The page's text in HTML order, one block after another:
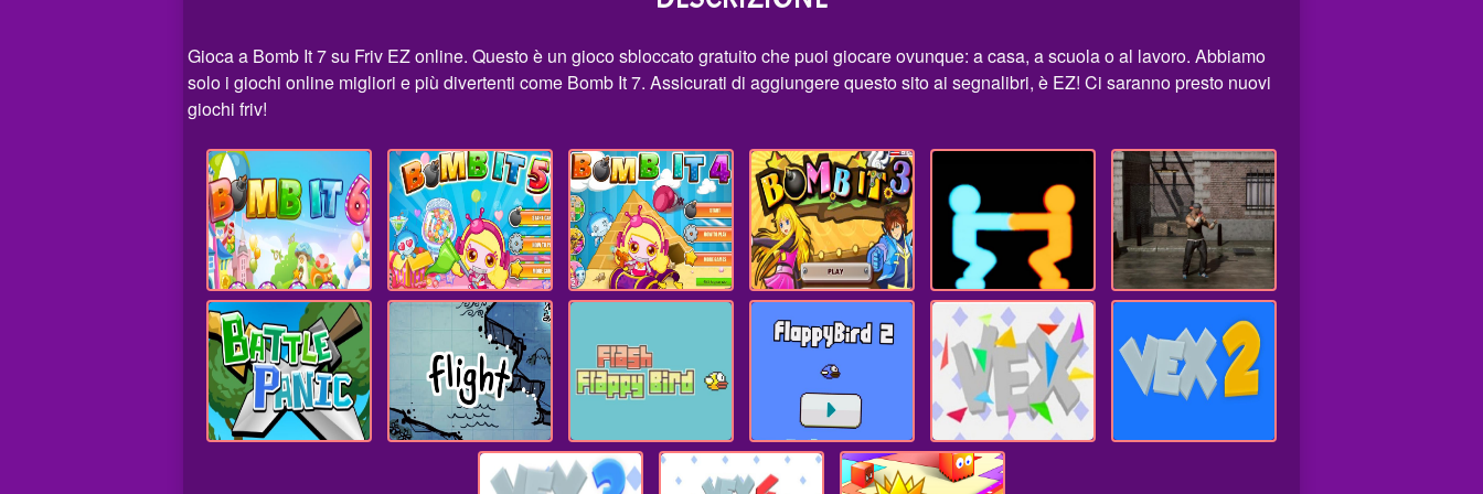
Gioca a Bomb It 7 su Friv EZ online. Questo è un gioco sbloccato gratuito che puoi giocare ovunque: a casa, a scuola o al lavoro. Abbiamo
solo i giochi online migliori e più divertenti come Bomb It 7. Assicurati di aggiungere questo sito ai segnalibri, è EZ! Ci saranno presto nuovi
giochi friv!